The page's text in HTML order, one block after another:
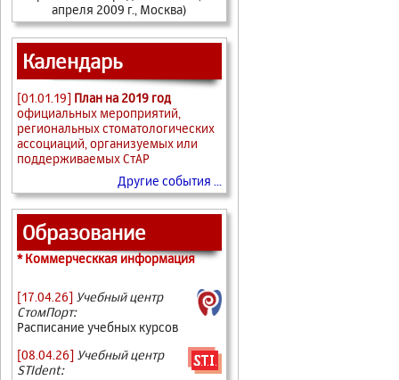
апреля 2009 г., Москва)
Календарь
[01.01.19] План на 2019 год
официальных мероприятий,
региональных стоматологических
ассоциаций, организуемых или
поддерживаемых СтАР
Другие события ...
Образование
* Коммерческкая информация
[17.04.26] Учебный центр
СтомПорт:
Расписание учебных курсов
[08.04.26] Учебный центр
STIdent: